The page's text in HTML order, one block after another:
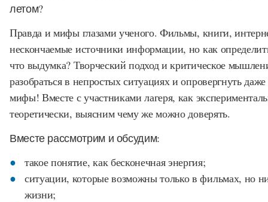
летом?
Правда и мифы глазами ученого. Фильмы, книги,
нескончаемые источники информации, но как
что выдумка? Творческий подход и критическое
разобраться в непростых ситуациях и опровергнуть
мифы! Вместе с участниками лагеря, как
теоретически, выясним чему же можно доверять.
Вместе рассмотрим и обсудим:
такое понятие, как бесконечная энергия;
ситуации, которые возможны только в фильмах, но
жизни;